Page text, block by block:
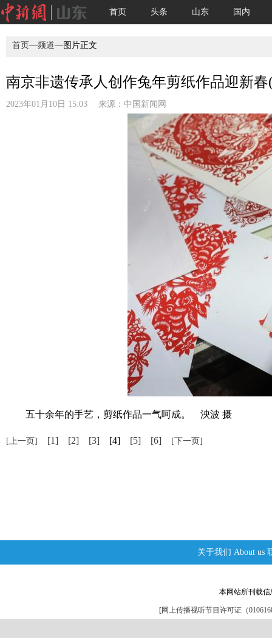
首页 头条 山东 国内
首页—频道—图片正文
南京非遗传承人创作兔年剪纸作品迎新春
2023年01月10日 15:03 来源： 中国新闻网
五十余年的手艺，剪纸作品一气呵成。 泱波 摄
[上一页] [1] [2] [3] [4] [5] [6] [下一页]
关于我们 About us
本网站所刊载
[网上传播视听节目许可证（